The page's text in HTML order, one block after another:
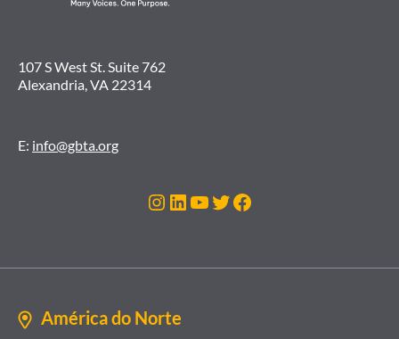
107 S West St. Suite 762
Alexandria, VA 22314
E: info@gbta.org
Instagram
LinkedIn
Youtube
Twitter
Facebook
América do Norte